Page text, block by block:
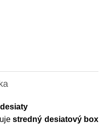
stredný desiatový box